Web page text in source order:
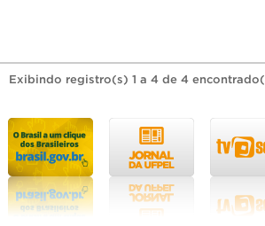
Exibindo registro(s) 1 a 4 de 4